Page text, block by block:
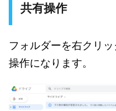
共有操作
フォルダーを右クリ
操作になります。